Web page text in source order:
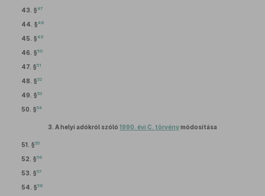
43. §47
44. §48
45. §49
46. §50
47. §51
48. §52
49. §53
50. §54
3. A helyi adókról szóló 1990. évi C. törvénymódosítása
51. §55
52. §56
53. §57
54. §58